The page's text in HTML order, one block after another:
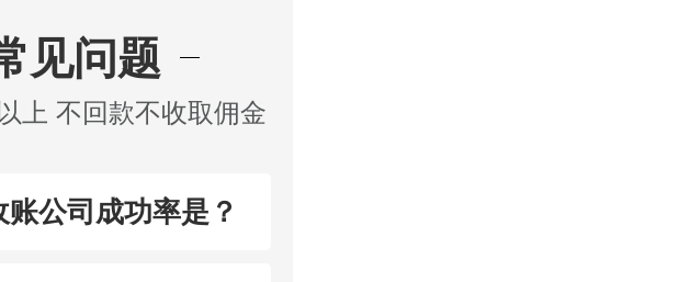
见问题
上 不回款不收取佣金
账公司成功率是？